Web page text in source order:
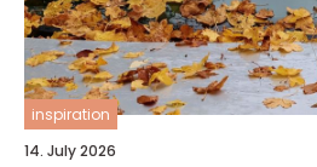
inspiration
14. July 2026